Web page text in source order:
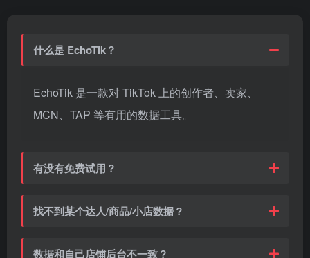
什么是 EchoTik？
EchoTik 是一款对 TikTok 上的创作者、卖家、
MCN、TAP 等有用的数据工具。
有没有免费试用？
找不到某个达人/商品/小店数据？
数据和自己店铺后台不一致？